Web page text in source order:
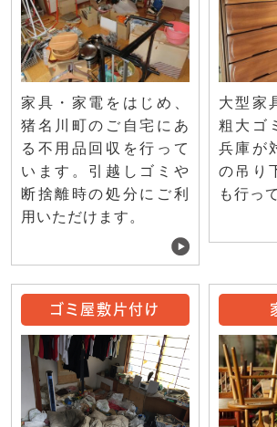
家具・家電をはじめ、
猪名川町のご自宅にあ
る不用品回収を行って
います。引越しゴミや
断捨離時の処分にご利
用いただけます。
大型家
粗大ゴ
兵庫が
の吊り
も行っ
ゴミ屋敷片付け